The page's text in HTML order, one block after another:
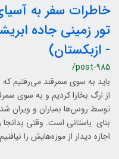
خاطرات سفر به
تور زمینی جاده
- ازبکستان)
/post-985
باید به سوی سمرقند می‌رفتیم
از ارگ بخارا کردیم و به سوی
توسط روس‌ها بمباران و ویران
بنای باستانی است. وقتی بدانجا
اجازه دیدار از موزه‌هایش را